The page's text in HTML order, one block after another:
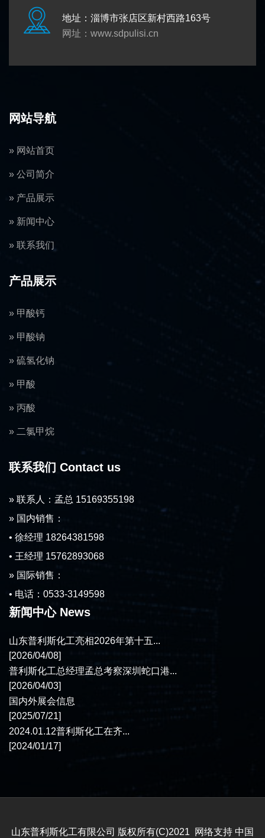
地址：淄博市张店区新村西路163号
网址： www.sdpulisi.cn
网站导航
» 网站首页
» 公司简介
» 产品展示
» 新闻中心
» 联系我们
产品展示
» 甲酸钙
» 甲酸钠
» 硫氢化钠
» 甲酸
» 丙酸
» 二氯甲烷
联系我们 Contact us
» 联系人：孟总 15169355198
» 国内销售：
• 徐经理 18264381598
• 王经理 15762893068
» 国际销售：
• 电话：0533-3149598
新闻中心 News
山东普利斯化工亮相2026年第十五...
[2026/04/08]
普利斯化工总经理孟总考察深圳蛇口港...
[2026/04/03]
国内外展会信息
[2025/07/21]
2024.01.12普利斯化工在齐...
[2024/01/17]
山东普利斯化工有限公司 版权所有(C)2021 网络支持 中国